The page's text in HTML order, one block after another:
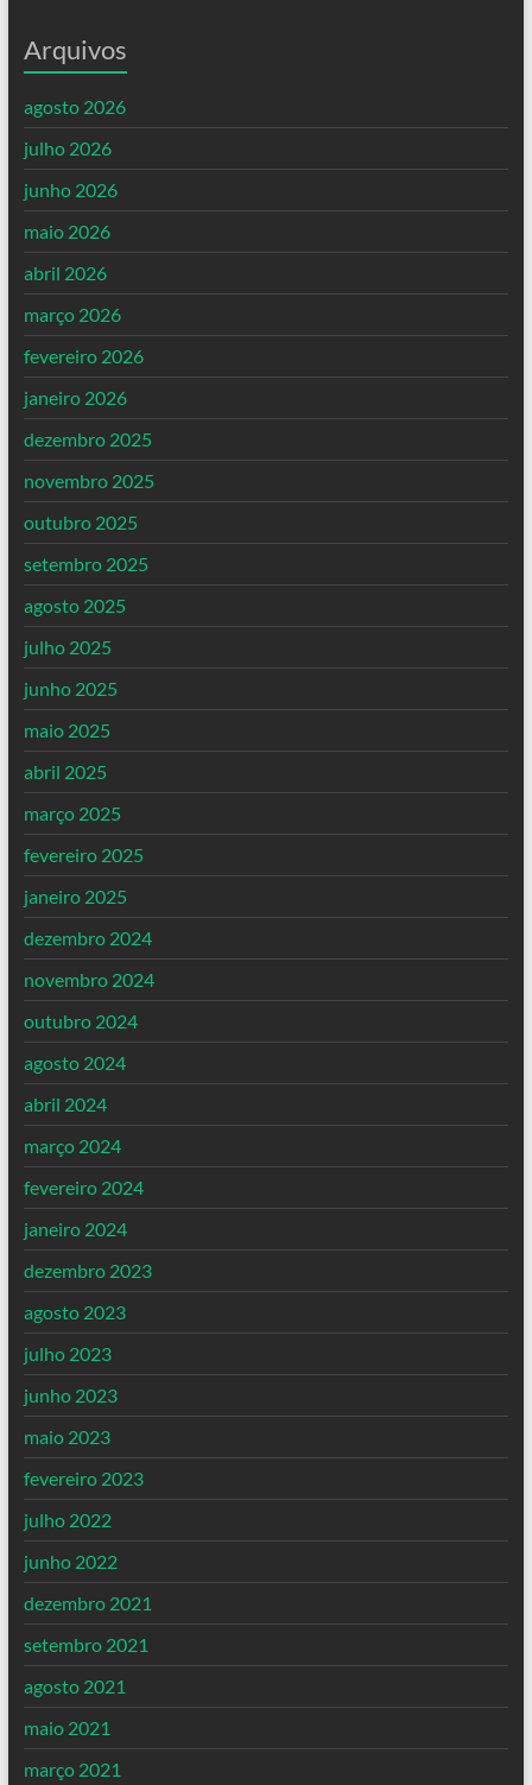
Arquivos
agosto 2026
julho 2026
junho 2026
maio 2026
abril 2026
março 2026
fevereiro 2026
janeiro 2026
dezembro 2025
novembro 2025
outubro 2025
setembro 2025
agosto 2025
julho 2025
junho 2025
maio 2025
abril 2025
março 2025
fevereiro 2025
janeiro 2025
dezembro 2024
novembro 2024
outubro 2024
agosto 2024
abril 2024
março 2024
fevereiro 2024
janeiro 2024
dezembro 2023
agosto 2023
julho 2023
junho 2023
maio 2023
fevereiro 2023
julho 2022
junho 2022
dezembro 2021
setembro 2021
agosto 2021
maio 2021
março 2021